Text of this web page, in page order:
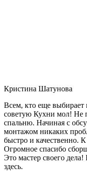
Кристина Шатунова
Всем, кто еще выбирает
советую Кухни мол! Не
спальню. Начиная с
монтажом никаких
быстро и качественно.
Огромное спасибо
Это мастер своего дела!
здесь.